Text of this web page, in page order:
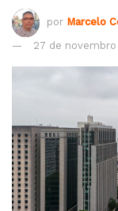
por Marcelo
27 de